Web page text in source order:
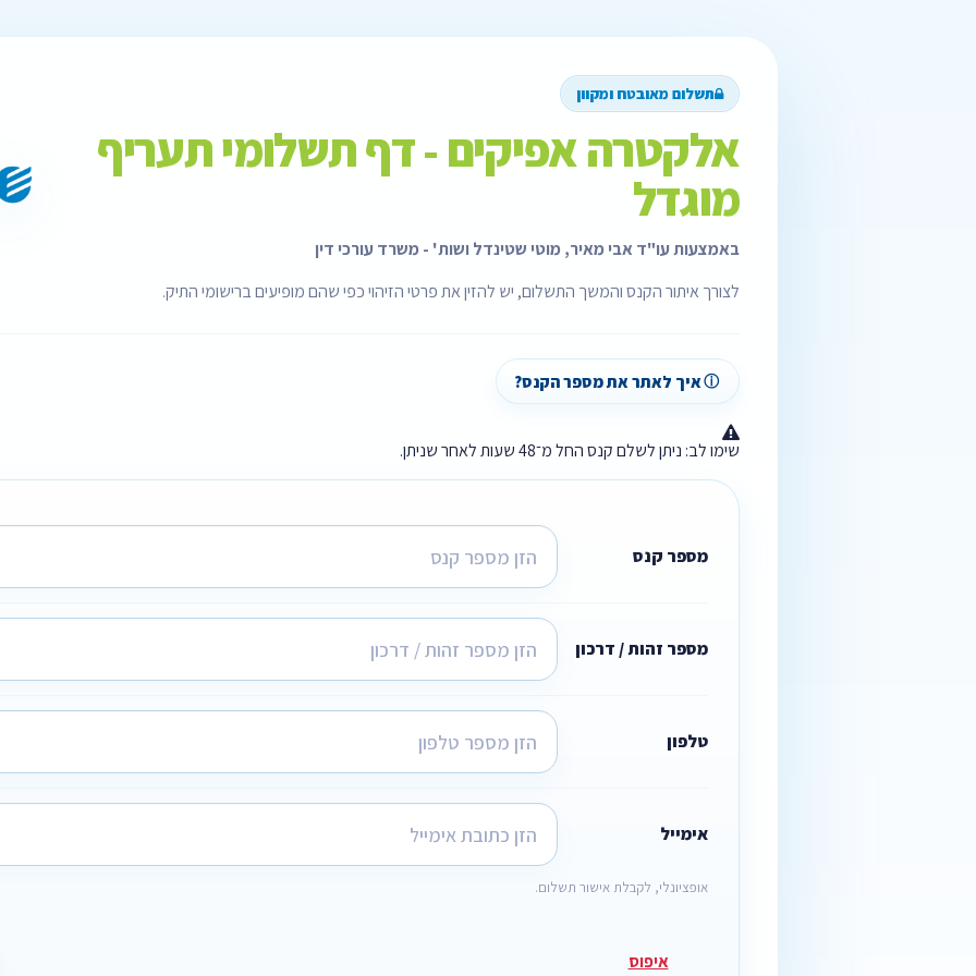
תשלום מאובטח ומקוון
אלקטרה אפיקים - דף תשלומי תעריף
מוגדל
באמצעות עו"ד אבי מאיר, מוטי שטינדל ושות' - משרד עורכי דין
לצורך איתור הקנס והמשך התשלום, יש להזין את פרטי הזיהוי כפי שהם מופיעים ברישומי התיק.
איך לאתר את מספר הקנס?
שימו לב: ניתן לשלם קנס החל מ־48 שעות לאחר שניתן.
מספר קנס
מספר זהות / דרכון
טלפון
אימייל
אופציונלי, לקבלת אישור תשלום.
איפוס